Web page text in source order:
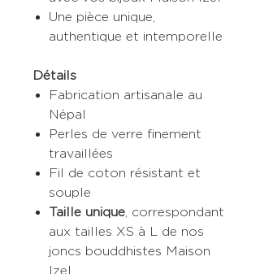
Une pièce unique,
authentique et intemporelle
Détails
Fabrication artisanale au
Népal
Perles de verre finement
travaillées
Fil de coton résistant et
souple
Taille unique , correspondant
aux tailles XS à L de nos
joncs bouddhistes Maison
Izel